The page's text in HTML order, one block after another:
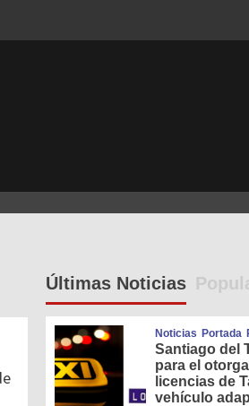
Últimas Noticias
Noticias Portada
Santiago del
para el
licencias de
vehículo